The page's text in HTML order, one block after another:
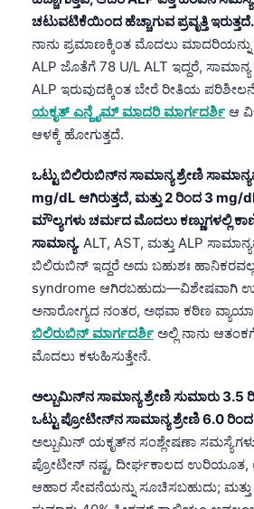
ಚಟುವಟಿಕೆಯಿಂದ ಹೆಚ್ಚಾಗುವ ಪ್ರವೃತ್ತಿ ಇರುತ್ತದೆ.
ನಾನು ಪ್ರಮಾಣಕ್ಕಿಂತ ಮೊದಲು ಮಾದರಿಯನ್ನು
ALP ಜೊತೆಗೆ 78 U/L ALT ಇದ್ದರೆ,
ALP ಇರುವುದಕ್ಕಿಂತ ಬೇರೆ ರೀತಿಯ ಪರಿಶೀಲನೆ
ಯಕೃತ್ ಎನ್ಜೈಮ್ ಮಾದರಿ ಮಾರ್ಗದರ್ಶಿ ಆ
ಆಳಕ್ಕೆ ಹೋಗುತ್ತದೆ.
ಒಟ್ಟು ಬಿಲಿರುಬಿನ್‌ನ ಸಾಮಾನ್ಯ ಶ್ರೇಣಿ
mg/dL ಆಗಿರುತ್ತದೆ, ಮತ್ತು 2 ರಿಂದ 3 mg/
ಮೌಲ್ಯಗಳು ಚರ್ಮದ ಮೊದಲು ಕಣ್ಣುಗಳಲ್ಲಿ
ಸಾಮಾನ್ಯ. ALT, AST, ಮತ್ತು ALP
ಬಿಲಿರುಬಿನ್ ಇದ್ದರೆ ಅದು ಬಹುಶಃ
syndrome ಆಗಿರಬಹುದು—ವಿಶೇಷವಾಗಿ
ಅನಾರೋಗ್ಯದ ನಂತರ, ಅಥವಾ ಕಠಿಣ
ಬಿಲಿರುಬಿನ್ ಮಾರ್ಗದರ್ಶಿ ಅಲ್ಲಿ ನಾನು
ಮೊದಲು ಕಳುಹಿಸುತ್ತೇನೆ.
ಅಲ್ಬುಮಿನ್‌ನ ಸಾಮಾನ್ಯ ಶ್ರೇಣಿ ಸುಮಾರು 3.5
ಒಟ್ಟು ಪ್ರೋಟೀನ್‌ನ ಸಾಮಾನ್ಯ ಶ್ರೇಣಿ 6.0
ಅಲ್ಬುಮಿನ್ ಯಕೃತ್‌ನ ಸಂಶ್ಲೇಷಣಾ
ಪ್ರೋಟೀನ್ ನಷ್ಟ, ದೀರ್ಘಕಾಲದ ಉರಿಯೂತ,
ಆಹಾರ ಸೇವನೆಯನ್ನು ಸೂಚಿಸಬಹುದು;
Македонски јазик
Euskara
Gàidhlig
Occitan
Afrikaans
Монгол
ພາສາລາວ
Basa Jawa
Cebuano
ئۇيغۇرچە
Кыргызча
Татар теле
Беларуская мова
Frysk
Ślōnskŏ gŏdka